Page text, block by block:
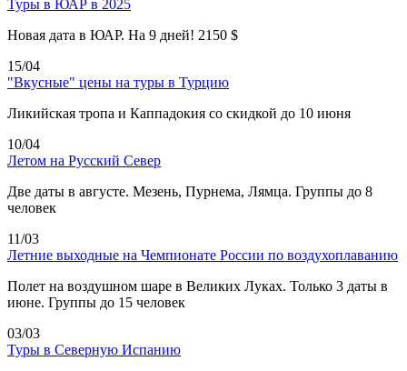
Туры в ЮАР в 2025
Новая дата в ЮАР. На 9 дней! 2150 $
15/04
"Вкусные" цены на туры в Турцию
Ликийская тропа и Каппадокия со скидкой до 10 июня
10/04
Летом на Русский Север
Две даты в августе. Мезень, Пурнема, Лямца. Группы до 8
человек
11/03
Летние выходные на Чемпионате России по воздухоплаванию
Полет на воздушном шаре в Великих Луках. Только 3 даты в
июне. Группы до 15 человек
03/03
Туры в Северную Испанию